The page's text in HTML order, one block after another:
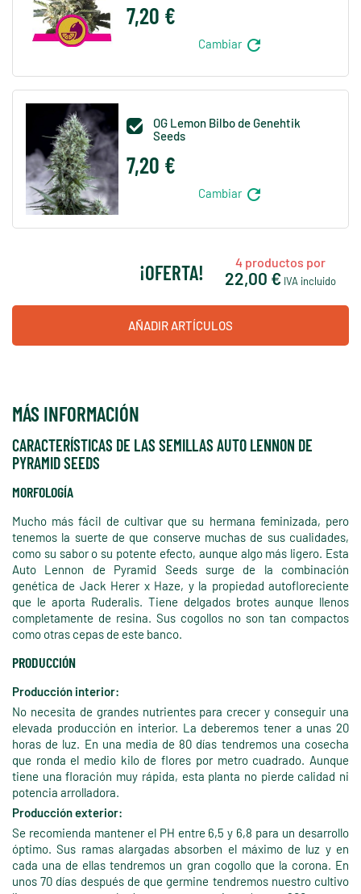
7,20 €
Cambiar refresh

OG Lemon Bilbo de Genehtik
Seeds
7,20 €
Cambiar refresh
¡OFERTA! 4 productos por
22,00 € IVA incluido
AÑADIR ARTÍCULOS
MÁS INFORMACIÓN
CARACTERÍSTICAS DE LAS SEMILLAS AUTO LENNON DE
PYRAMID SEEDS
MORFOLOGÍA
Mucho más fácil de cultivar que su hermana feminizada, pero
tenemos la suerte de que conserve muchas de sus cualidades,
como su sabor o su potente efecto, aunque algo más ligero. Esta
Auto Lennon de Pyramid Seeds surge de la combinación
genética de Jack Herer x Haze, y la propiedad autofloreciente
que le aporta Ruderalis. Tiene delgados brotes aunque llenos
completamente de resina. Sus cogollos no son tan compactos
como otras cepas de este banco.
PRODUCCIÓN
Producción interior:
No necesita de grandes nutrientes para crecer y conseguir una
elevada producción en interior. La deberemos tener a unas 20
horas de luz. En una media de 80 días tendremos una cosecha
que ronda el medio kilo de flores por metro cuadrado. Aunque
tiene una floración muy rápida, esta planta no pierde calidad ni
potencia arrolladora.
Producción exterior:
Se recomienda mantener el PH entre 6,5 y 6,8 para un desarrollo
óptimo. Sus ramas alargadas absorben el máximo de luz y en
cada una de ellas tendremos un gran cogollo que la corona. En
unos 70 días después de que germine tendremos nuestro cultivo